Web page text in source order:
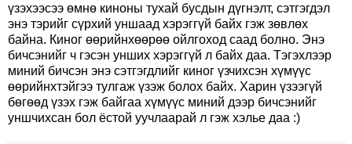
үзэхээсээ өмнө киноны тухай бусдын дүгнэлт, сэтгэгдэл
энэ тэрийг сүрхий уншаад хэрэггүй байх гэж зөвлөх
байна. Киног өөрийнхөөрөө ойлгоход саад болно. Энэ
бичсэнийг ч гэсэн унших хэрэггүй л байх даа. Тэгэхлээр
миний бичсэн энэ сэтгэгдлийг киног үзчихсэн хүмүүс
өөрийнхтэйгээ тулгаж үзэж болох байх. Харин үзээгүй
бөгөөд үзэх гэж байгаа хүмүүс миний дээр бичсэнийг
уншчихсан бол ёстой уучлаарай л гэж хэлье даа :)